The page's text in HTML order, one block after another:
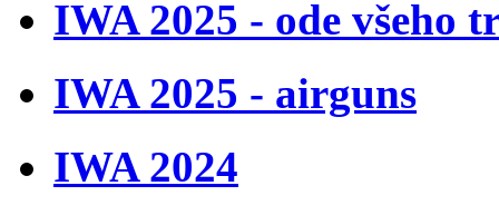
IWA 2025 - ode všeho
IWA 2025 - airguns
IWA 2024